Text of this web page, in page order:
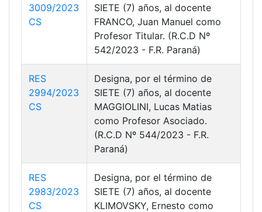
3009/2023
CS
SIETE (7) años, al docente
FRANCO, Juan Manuel como
Profesor Titular. (R.C.D Nº
542/2023 - F.R. Paraná)
RES
2994/2023
CS
Designa, por el término de
SIETE (7) años, al docente
MAGGIOLINI, Lucas Matias
como Profesor Asociado.
(R.C.D Nº 544/2023 - F.R.
Paraná)
RES
2983/2023
CS
Designa, por el término de
SIETE (7) años, al docente
KLIMOVSKY, Ernesto como